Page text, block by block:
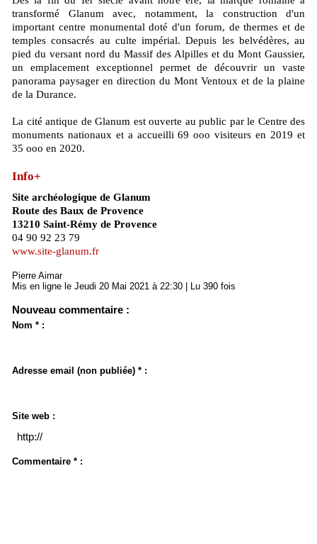
transformé Glanum avec, notamment, la construction d'un
important centre monumental doté d'un forum, de thermes et de
temples consacrés au culte impérial. Depuis les belvédères, au
pied du versant nord du Massif des Alpilles et du Mont Gaussier,
un emplacement exceptionnel permet de découvrir un vaste
panorama paysager en direction du Mont Ventoux et de la plaine
de la Durance.
La cité antique de Glanum est ouverte au public par le Centre des
monuments nationaux et a accueilli 69 ooo visiteurs en 2019 et
35 ooo en 2020.
Info+
Site archéologique de Glanum
Route des Baux de Provence
13210 Saint-Rémy de Provence
04 90 92 23 79
www.site-glanum.fr
Pierre Aimar
Mis en ligne le Jeudi 20 Mai 2021 à 22:30 | Lu 390 fois
Nouveau commentaire :
Nom * :
Adresse email (non publiée) * :
Site web :
Commentaire * :